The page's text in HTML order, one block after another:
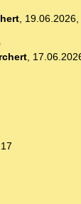
, 19.06.2026,
,